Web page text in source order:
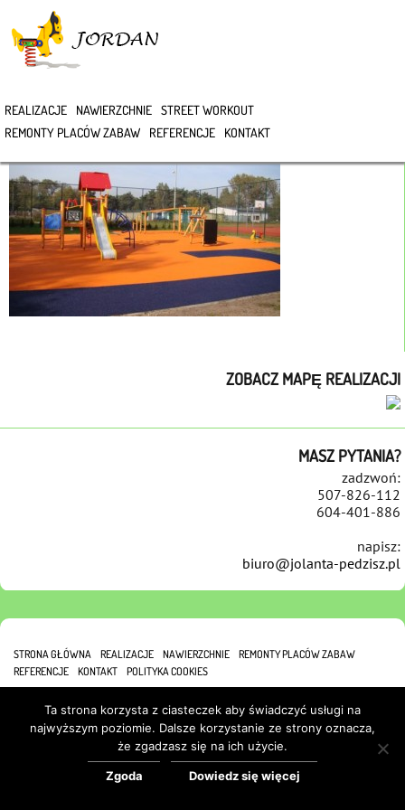
REALIZACJE NAWIERZCHNIE STREET WORKOUT
REMONTY PLACÓW ZABAW
REFERENCJE KONTAKT
ZOBACZ MAPĘ REALIZACJI
MASZ PYTANIA?
zadzwoń:
507-826-112
604-401-886
napisz:
biuro@jolanta-pedzisz.pl
STRONA GŁÓWNA REALIZACJE NAWIERZCHNIE
REMONTY PLACÓW ZABAW
REFERENCJE
KONTAKT POLITYKA COOKIES
Ta strona korzysta z ciasteczek aby świadczyć usługi na
najwyższym poziomie. Dalsze korzystanie ze strony oznacza,
że zgadzasz się na ich użycie.
Zgoda Dowiedz się więcej